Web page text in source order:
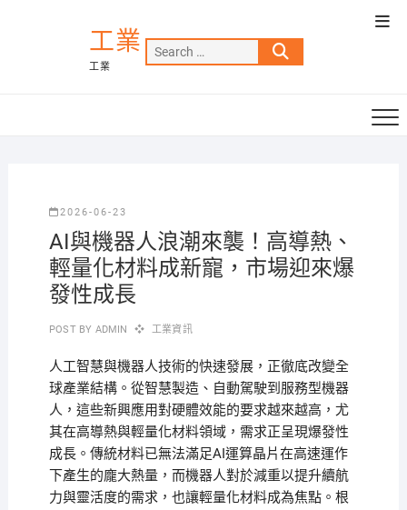
工業
工業
Search
…
2026-06-23
AI與機器人浪潮來襲！高導熱、
輕量化材料成新寵，市場迎來爆
發性成長
POST BY ADMIN 工業資訊
人工智慧與機器人技術的快速發展，正徹底改變全
球產業結構。從智慧製造、自動駕駛到服務型機器
人，這些新興應用對硬體效能的要求越來越高，尤
其在高導熱與輕量化材料領域，需求正呈現爆發性
成長。傳統材料已無法滿足AI運算晶片在高速運作
下產生的龐大熱量，而機器人對於減重以提升續航
力與靈活度的需求，也讓輕量化材料成為焦點。根